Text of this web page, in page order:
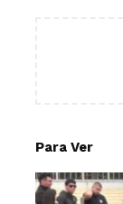
Para Ver